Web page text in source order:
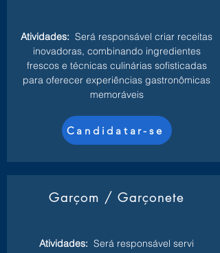
Atividades: Será responsável criar receitas
inovadoras, combinando ingredientes
frescos e técnicas culinárias sofisticadas
para oferecer experiências gastronômicas
memoráveis
Candidatar-se
Garçom / Garçonete
Atividades: Será responsável servi